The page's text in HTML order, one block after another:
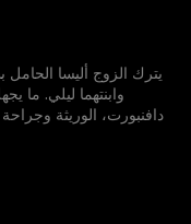
يترك الزوج أليسا
وابنتهما ليلي. ما
دافنبورت، الوريثة